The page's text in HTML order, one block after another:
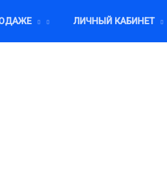
ЛИЧНЫЙ КАБИНЕТ